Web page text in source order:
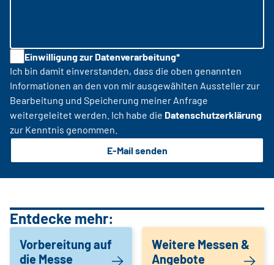
Einwilligung zur Datenverarbeitung*
Ich bin damit einverstanden, dass die oben genannten
Informationen an den von mir ausgewählten Aussteller zur
Bearbeitung und Speicherung meiner Anfrage
weitergeleitet werden. Ich habe die Datenschutzerklärung
zur Kenntnis genommen.
E-Mail senden
Entdecke mehr:
Vorbereitung auf
die Messe
Weitere Messen &
Angebote